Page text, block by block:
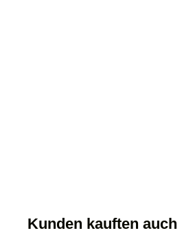
Kunden kauften auch